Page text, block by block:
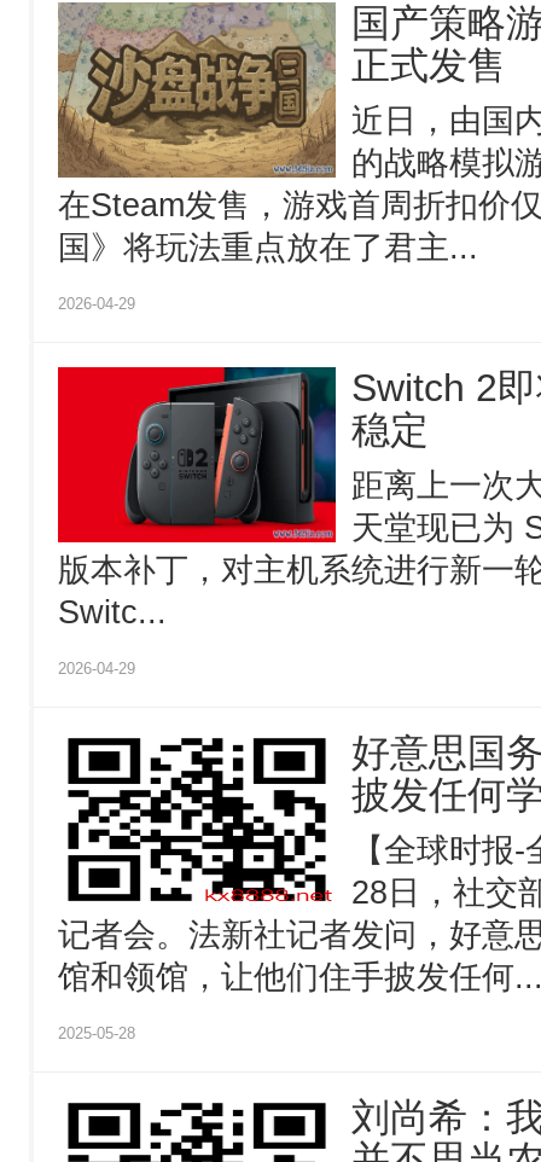
国产策略
正式发售
近日，由国
的战略模拟
在Steam发售，游戏首周折扣价
国》将玩法重点放在了君主...
2026-04-29
Switch 2
稳定
距离上一次
天堂现已为
版本补丁，对主机系统进行新一
Switc...
2026-04-29
好意思国
披发任何
【全球时报
28日，社交
记者会。法新社记者发问，好意
馆和领馆，让他们住手披发任何
2025-05-28
刘尚希：